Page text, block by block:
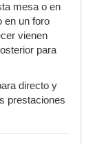
mesa o en
en un foro
vienen
para
directo y
prestaciones